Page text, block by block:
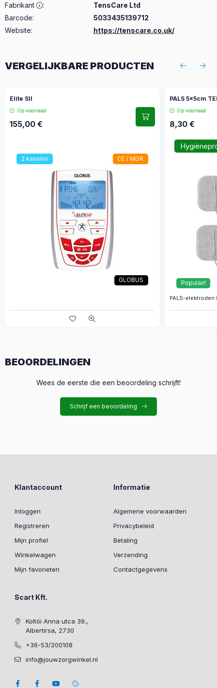
Fabrikant
:
TensCare Ltd
Barcode:
5033435139712
Website:
https://tenscare.co.uk/
VERGELIJKBARE PRODUCTEN
Elite SII
Op voorraad
155,00 €
2 kanalen CE / MDR
GLOBUS
PALS 5x5cm
Op voorraad
8,30€
Populair!
PALS-elektroden
BEOORDELINGEN
Wees de eerste die een beoordeling schrijft!
Schrijf een beoordeling
Klantaccount
Inloggen
Registreren
Mijn profiel
Winkelwagen
Mijn favorieten
Informatie
Algemene voorwaarden
Privacybeleid
Betaling
Verzending
Contactgegevens
Scart Kft.
Koltói Anna utca 39.,
Albertirsa, 2730
+36-53/200108
info@jouwzorgwinkel.nl